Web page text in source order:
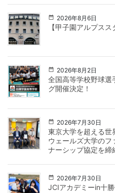
2026年8月6日
【甲子園アルプス
2026年8月2日
全国高等学校野球選
グ開催決定！
2026年7月30日
東京大学を超える世
ウェールズ大学のフ
ナーシップ協定を締
2026年7月30日
JCIアカデミーin十